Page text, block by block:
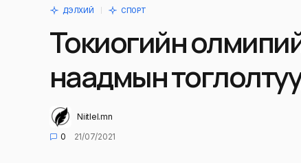
ДЭЛХИЙ СПОРТ
Токиогийн
наадмын
Niitlel.mn
0
21/07/2021